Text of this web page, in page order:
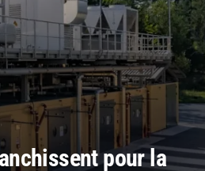
pour la